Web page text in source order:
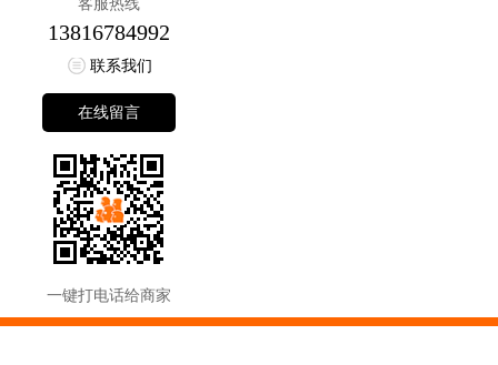
客服热线
13816784992
联系我们
在线留言
一键打电话给商家